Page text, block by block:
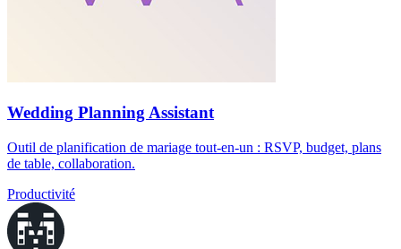
Wedding Planning Assistant
Outil de planification de mariage tout-en-un : RSVP, budget, plans
de table, collaboration.
Productivité